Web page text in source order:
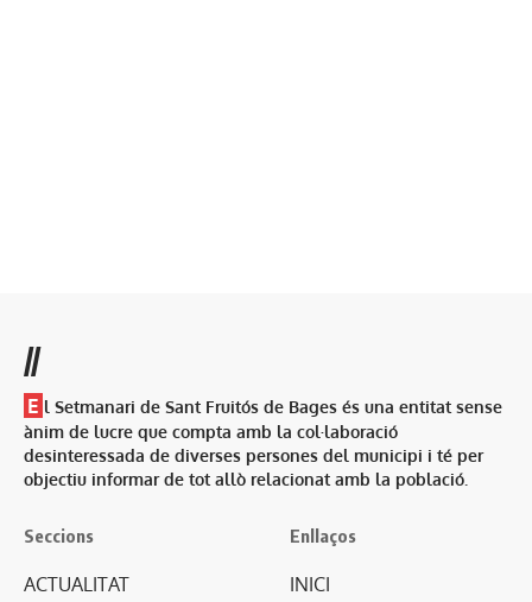
//
E l Setmanari de Sant Fruitós de Bages és una entitat sense
ànim de lucre que compta amb la col·laboració
desinteressada de diverses persones del municipi i té per
objectiu informar de tot allò relacionat amb la població.
Seccions
ACTUALITAT
Enllaços
INICI